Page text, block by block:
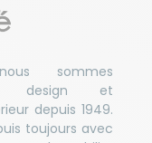
sommes
design et
depuis 1949.
toujours avec